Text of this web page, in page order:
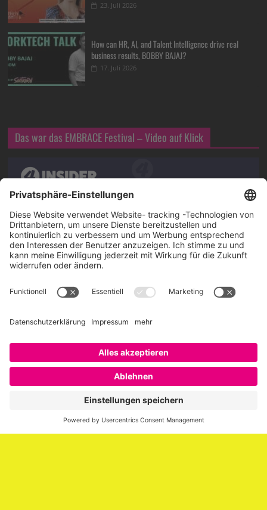
23. Juli 2026
How can HR, AI, and Talent Intelligence drive real
business results, BOBBY BAJAJ?
17. Juli 2026
Das war das EMBRACE Festival – Video auf Klick
Über SAATKORN
SAATKORN ist der Blog von Gero Hesse. Seit 2009 schreibt
er über die Themen Employer Branding,